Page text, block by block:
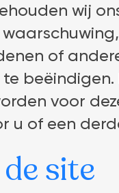
wij
of
voor
u of een
site